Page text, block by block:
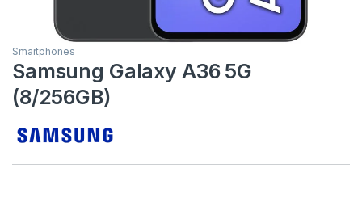
Smartphones
Samsung Galaxy A36 5G
(8/256GB)